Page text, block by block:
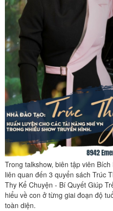
Trong talkshow, biên tập viên
liên quan đến 3 quyển sách Trúc
Thy Kể Chuyện - Bí Quyết Giúp
hiểu về con ở từng giai đoạn độ
toàn diện.